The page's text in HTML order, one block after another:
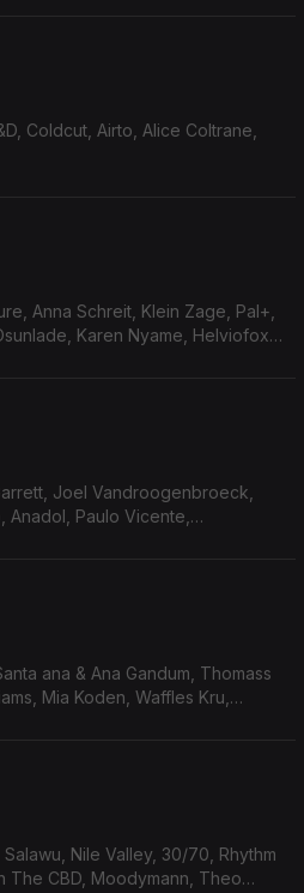
Coldcut, Airto, Alice Coltrane,
Anna Schreit, Klein Zage, Pal+,
Karen Nyame, Helviofox,
Joel Vandroogenbroeck,
Anadol, Paulo Vicente,
ana & Ana Gandum, Thomass
Mia Koden, Waffles Kru,
Nile Valley, 30/70, Rhythm
The CBD, Moodymann, Theo